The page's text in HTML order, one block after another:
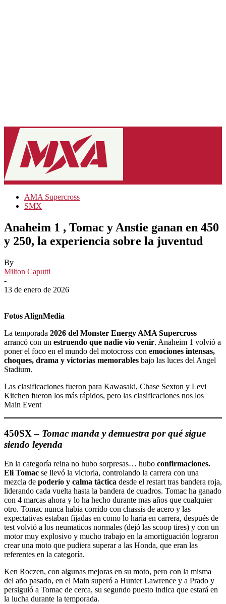
AMA Supercross
SMX
Anaheim 1 , Tomac y Anstie ganan en 450
y 250, la experiencia sobre la juventud
By
Milton Caputti
-
13 de enero de 2026
Fotos AlignMedia
La temporada 2026 del Monster Energy AMA Supercross
arrancó con un estruendo que nadie vio venir. Anaheim 1 volvió a
poner el foco en el mundo del motocross con emociones intensas,
choques, drama y victorias memorables bajo las luces del Angel
Stadium.
Las clasificaciones fueron para Kawasaki, Chase Sexton y Levi
Kitchen fueron los más rápidos, pero las clasificaciones nos los
Main Event
450SX – Tomac manda y demuestra por qué sigue
siendo leyenda
En la categoría reina no hubo sorpresas… hubo confirmaciones.
Eli Tomac se llevó la victoria, controlando la carrera con una
mezcla de poderío y calma táctica desde el restart tras bandera roja,
liderando cada vuelta hasta la bandera de cuadros. Tomac ha ganado
con 4 marcas ahora y lo ha hecho durante mas años que cualquier
otro. Tomac nunca habia corrido con chassis de acero y las
expectativas estaban fijadas en como lo haría en carrera, después de
test volvió a los neumaticos normales (dejó las scoop tires) y con un
motor muy explosivo y mucho trabajo en la amortiguación lograron
crear una moto que pudiera superar a las Honda, que eran las
referentes en la categoría.
Ken Roczen, con algunas mejoras en su moto, pero con la misma
del año pasado, en el Main superó a Hunter Lawrence y a Prado y
persiguió a Tomac de cerca, su segundo puesto indica que estará en
la lucha durante la temporada.